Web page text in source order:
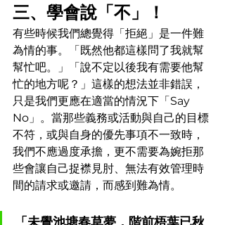
三、學會說「不」！
有些時候我們總覺得「拒絕」是一件難
為情的事。「既然他都這樣問了我就幫
幫忙吧。」「說不定以後我有需要他幫
忙的地方呢？」這樣的想法並非錯誤，
只是我們更應在適當的情況下「Say
No」。當那些義務或活動與自己的目標
不符，或與自身的優先事項不一致時，
我們不應過度承擔，更不需要為婉拒那
些會讓自己捉襟見肘、無法有效管理時
間的請求或邀請，而感到難為情。